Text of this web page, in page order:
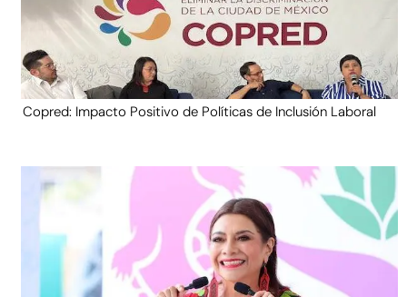
Copred: Impacto Positivo de Políticas de Inclusión Laboral